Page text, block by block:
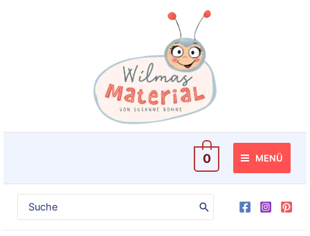
0 MENÜ
Search
for: